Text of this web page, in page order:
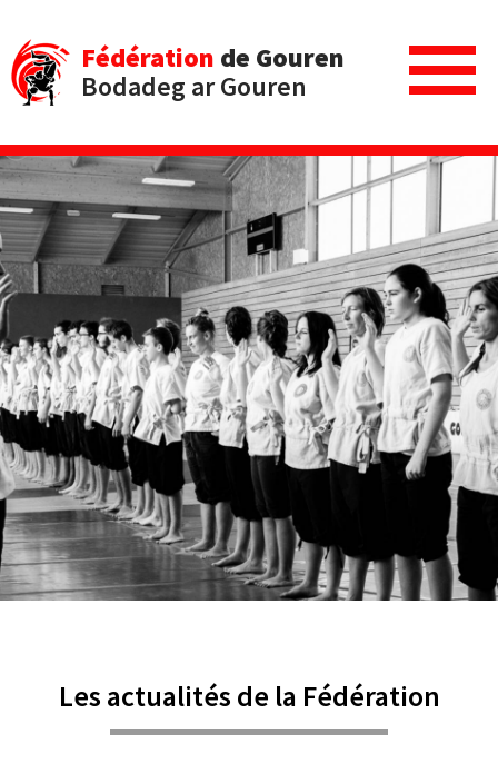
Fédération de Gouren
Bodadeg ar Gouren
Les actualités de la Fédération